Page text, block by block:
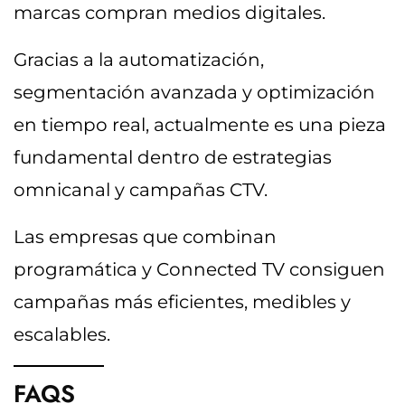
marcas compran medios digitales.
Gracias a la automatización,
segmentación avanzada y optimización
en tiempo real, actualmente es una pieza
fundamental dentro de estrategias
omnicanal y campañas CTV.
Las empresas que combinan
programática y Connected TV consiguen
campañas más eficientes, medibles y
escalables.
FAQS